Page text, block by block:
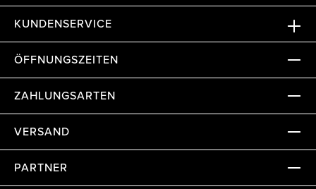
KUNDENSERVICE
ÖFFNUNGSZEITEN
ZAHLUNGSARTEN
VERSAND
PARTNER